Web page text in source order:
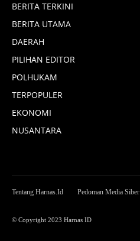
BERITA TERKINI
BERITA UTAMA
DAERAH
PILIHAN EDITOR
POLHUKAM
TERPOPULER
EKONOMI
NUSANTARA
Tentang Harnas.Id Pedoman Media Siber
© Copyright 2023 Harnas ID